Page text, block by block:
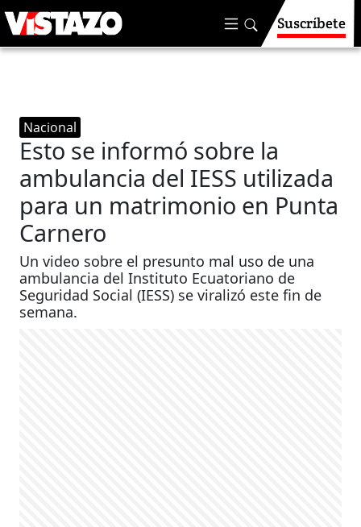
Suscríbete
Nacional
Esto se informó sobre la
ambulancia del IESS utilizada
para un matrimonio en Punta
Carnero
Un video sobre el presunto mal uso de una
ambulancia del Instituto Ecuatoriano de
Seguridad Social (IESS) se viralizó este fin de
semana.